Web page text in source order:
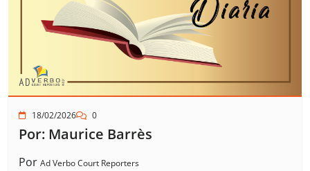
18/02/2026 0
Por: Maurice Barrès
Por Ad Verbo Court Reporters